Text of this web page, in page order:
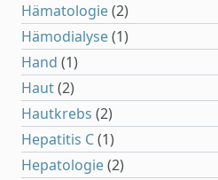
Hämatologie(2)
Hämodialyse(1)
Hand (1)
Haut(2)
Hautkrebs (2)
Hepatitis C(1)
Hepatologie(2)